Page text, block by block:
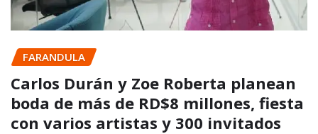
FARANDULA
Carlos Durán y Zoe Roberta planean
boda de más de RD$8 millones, fiesta
con varios artistas y 300 invitados